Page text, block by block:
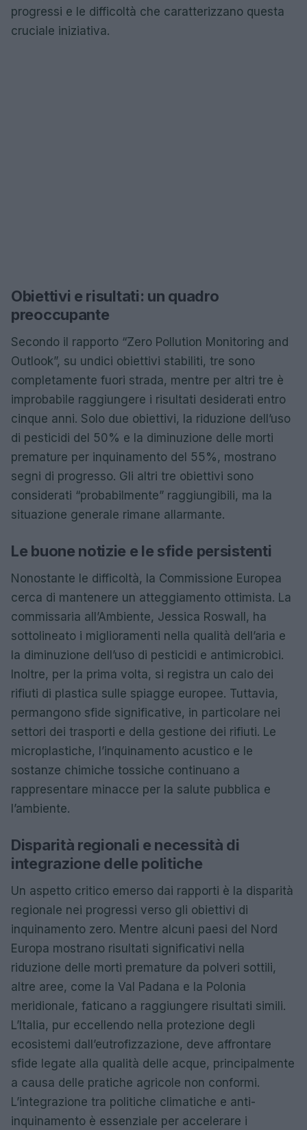
progressi e le difficoltà che caratterizzano questa
cruciale iniziativa.
Obiettivi e risultati: un quadro
preoccupante
Secondo il rapporto “Zero Pollution Monitoring and
Outlook”, su undici obiettivi stabiliti, tre sono
completamente fuori strada, mentre per altri tre è
improbabile raggiungere i risultati desiderati entro
cinque anni. Solo due obiettivi, la riduzione dell’uso
di pesticidi del 50% e la diminuzione delle morti
premature per inquinamento del 55%, mostrano
segni di progresso. Gli altri tre obiettivi sono
considerati “probabilmente” raggiungibili, ma la
situazione generale rimane allarmante.
Le buone notizie e le sfide persistenti
Nonostante le difficoltà, la Commissione Europea
cerca di mantenere un atteggiamento ottimista. La
commissaria all’Ambiente, Jessica Roswall, ha
sottolineato i miglioramenti nella qualità dell’aria e
la diminuzione dell’uso di pesticidi e antimicrobici.
Inoltre, per la prima volta, si registra un calo dei
rifiuti di plastica sulle spiagge europee. Tuttavia,
permangono sfide significative, in particolare nei
settori dei trasporti e della gestione dei rifiuti. Le
microplastiche, l’inquinamento acustico e le
sostanze chimiche tossiche continuano a
rappresentare minacce per la salute pubblica e
l’ambiente.
Disparità regionali e necessità di
integrazione delle politiche
Un aspetto critico emerso dai rapporti è la disparità
regionale nei progressi verso gli obiettivi di
inquinamento zero. Mentre alcuni paesi del Nord
Europa mostrano risultati significativi nella
riduzione delle morti premature da polveri sottili,
altre aree, come la Val Padana e la Polonia
meridionale, faticano a raggiungere risultati simili.
L’Italia, pur eccellendo nella protezione degli
ecosistemi dall’eutrofizzazione, deve affrontare
sfide legate alla qualità delle acque, principalmente
a causa delle pratiche agricole non conformi.
L’integrazione tra politiche climatiche e anti-
inquinamento è essenziale per accelerare i